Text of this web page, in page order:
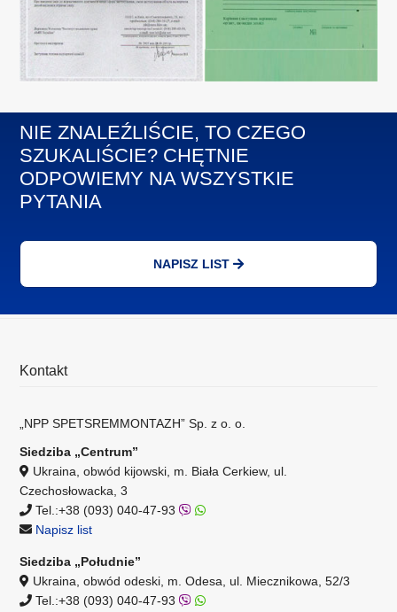
NIE ZNALEŹLIŚCIE, TO CZEGO
SZUKALIŚCIE? CHĘTNIE
ODPOWIEMY NA WSZYSTKIE
PYTANIA
NAPISZ LIST
Kontakt
„NPP SPETSREMMONTAZH” Sp. z o. o.
Siedziba „Centrum”
Ukraina, obwód kijowski, m. Biała Cerkiew, ul.
Czechosłowacka, 3
Tel.:+38 (093) 040-47-93
Napisz list
Siedziba „Południe”
Ukraina, obwód odeski, m. Odesa, ul. Miecznikowa, 52/3
Tel.:+38 (093) 040-47-93